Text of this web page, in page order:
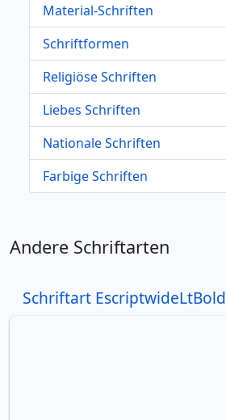
Material-Schriften
Schriftformen
Religiöse Schriften
Liebes Schriften
Nationale Schriften
Farbige Schriften
Andere Schriftarten
Schriftart EscriptwideLtBold